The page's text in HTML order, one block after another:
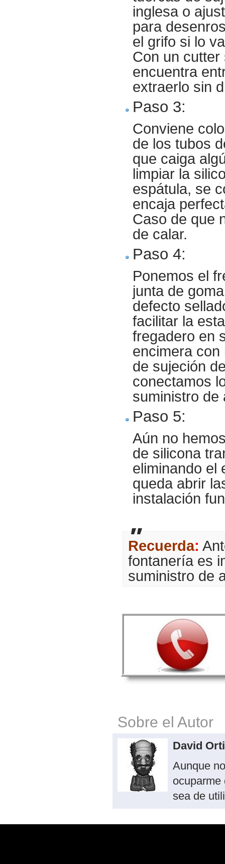
inglesa o
para
el grifo si lo
Con un cutter
encuentra
extraerlo sin
Paso 3:
Conviene
de los tubos
que caiga
limpiar la
espátula, se
encaja
Caso de que
de calar.
Paso 4:
Ponemos el
junta de
defecto
facilitar la
fregadero en
encimera
de sujeción
conectamos
suministro de
Paso 5:
Aún no
de silicona
eliminando el
queda abrir
instalación
Recuerda:
fontanería es
suministro de
Sobre el Autor
David
Aunque
ocuparme
sea de